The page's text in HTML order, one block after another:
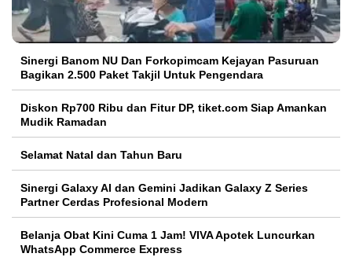
Sinergi Banom NU Dan Forkopimcam Kejayan Pasuruan
Bagikan 2.500 Paket Takjil Untuk Pengendara
Diskon Rp700 Ribu dan Fitur DP, tiket.com Siap Amankan
Mudik Ramadan
Selamat Natal dan Tahun Baru
Sinergi Galaxy AI dan Gemini Jadikan Galaxy Z Series
Partner Cerdas Profesional Modern
Belanja Obat Kini Cuma 1 Jam! VIVA Apotek Luncurkan
WhatsApp Commerce Express